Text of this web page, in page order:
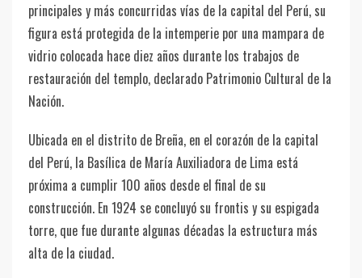
principales y más concurridas vías de la capital del Perú, su
figura está protegida de la intemperie por una mampara de
vidrio colocada hace diez años durante los trabajos de
restauración del templo, declarado Patrimonio Cultural de la
Nación.
Ubicada en el distrito de Breña, en el corazón de la capital
del Perú, la Basílica de María Auxiliadora de Lima está
próxima a cumplir 100 años desde el final de su
construcción. En 1924 se concluyó su frontis y su espigada
torre, que fue durante algunas décadas la estructura más
alta de la ciudad.